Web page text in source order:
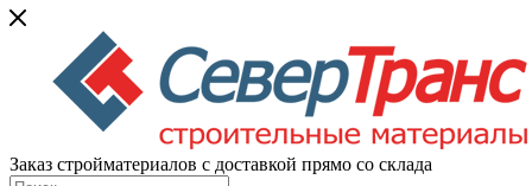
Заказ стройматериалов с доставкой прямо со склада